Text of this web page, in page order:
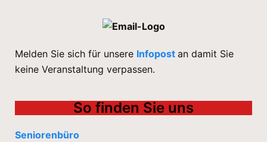
Melden Sie sich für unsere Infopost an damit Sie
keine Veranstaltung verpassen.
So finden Sie uns
Seniorenbüro